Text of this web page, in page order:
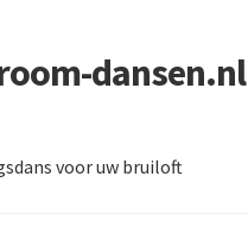
dansen.nl
voor uw bruiloft